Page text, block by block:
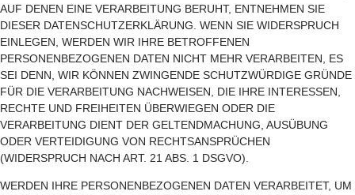
AUF DENEN EINE VERARBEITUNG BERUHT, ENTNEHMEN SIE
DIESER DATENSCHUTZERKLÄRUNG. WENN SIE WIDERSPRUCH
EINLEGEN, WERDEN WIR IHRE BETROFFENEN
PERSONENBEZOGENEN DATEN NICHT MEHR VERARBEITEN, ES
SEI DENN, WIR KÖNNEN ZWINGENDE SCHUTZWÜRDIGE GRÜNDE
FÜR DIE VERARBEITUNG NACHWEISEN, DIE IHRE INTERESSEN,
RECHTE UND FREIHEITEN ÜBERWIEGEN ODER DIE
VERARBEITUNG DIENT DER GELTENDMACHUNG, AUSÜBUNG
ODER VERTEIDIGUNG VON RECHTSANSPRÜCHEN
(WIDERSPRUCH NACH ART. 21 ABS. 1 DSGVO).
WERDEN IHRE PERSONENBEZOGENEN DATEN VERARBEITET, UM